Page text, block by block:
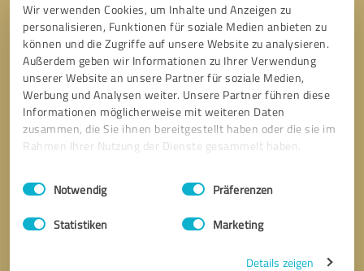
Wir verwenden Cookies, um Inhalte und Anzeigen zu
personalisieren, Funktionen für soziale Medien anbieten zu
können und die Zugriffe auf unsere Website zu analysieren.
Außerdem geben wir Informationen zu Ihrer Verwendung
unserer Website an unsere Partner für soziale Medien,
Werbung und Analysen weiter. Unsere Partner führen diese
Informationen möglicherweise mit weiteren Daten
zusammen, die Sie ihnen bereitgestellt haben oder die sie im
Rahmen Ihrer Nutzung der Dienste gesammelt haben.
Impressum Datenschutzbestimmungen
Einwilligungsauswahl
Notwendig Präferenzen
Statistiken Marketing
Details zeigen